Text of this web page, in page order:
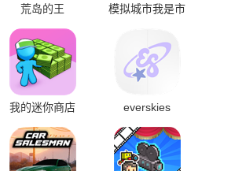
荒岛的王
模拟城市我是市
我的迷你商店 everskies